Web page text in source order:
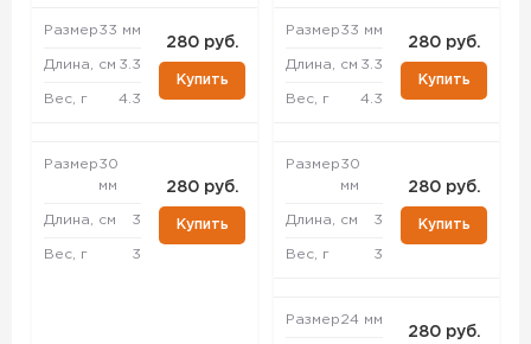
Размер33 мм
Длина, см 3.3
Вес, г 4.3
280 руб.
Купить
Размер30
мм
Длина, см 3
Вес, г 3
280 руб.
Купить
Размер33 мм
Длина, см 3.3
Вес, г 4.3
280 руб.
Купить
Размер30
мм
Длина, см 3
Вес, г 3
280 руб.
Купить
Размер24 мм
280 руб.